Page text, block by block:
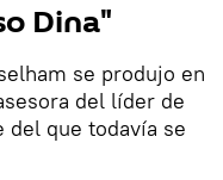
Dina"
se produjo en
del líder de
del que todavía se